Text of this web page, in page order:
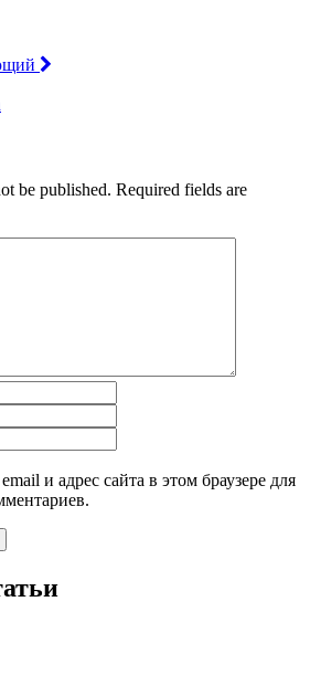
be published. Required fields are
и адрес сайта в этом браузере для